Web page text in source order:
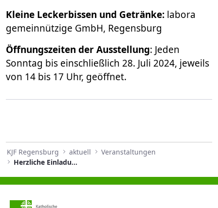
Kleine Leckerbissen und Getränke: labora
gemeinnützige GmbH, Regensburg
Öffnungszeiten der Ausstellung: Jeden
Sonntag bis einschließlich 28. Juli 2024, jeweils
von 14 bis 17 Uhr, geöffnet.
KJF Regensburg aktuell
Veranstaltungen
Herzliche Einladung zur Vernissage "Playground"!